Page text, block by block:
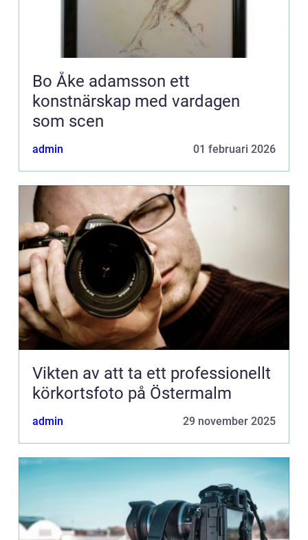
Bo Åke adamsson ett
konstnärskap med vardagen
som scen
admin 01 februari 2026
Vikten av att ta ett professionellt
körkortsfoto på Östermalm
admin 29 november 2025